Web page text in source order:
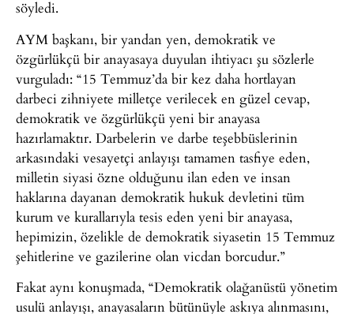
söyledi.
AYM başkanı, bir yandan yen, demokratik ve
özgürlükçü bir anayasaya duyulan ihtiyacı şu sözlerle
vurguladı: “15 Temmuz’da bir kez daha hortlayan
darbeci zihniyete milletçe verilecek en güzel cevap,
demokratik ve özgürlükçü yeni bir anayasa
hazırlamaktır. Darbelerin ve darbe teşebbüslerinin
arkasındaki vesayetçi anlayışı tamamen tasfiye eden,
milletin siyasi özne olduğunu ilan eden ve insan
haklarına dayanan demokratik hukuk devletini tüm
kurum ve kurallarıyla tesis eden yeni bir anayasa,
hepimizin, özelikle de demokratik siyasetin 15 Temmuz
şehitlerine ve gazilerine olan vicdan borcudur.”
Fakat aynı konuşmada, “Demokratik olağanüstü yönetim
usulü anlayışı, anayasaların bütünüyle askıya alınmasını,